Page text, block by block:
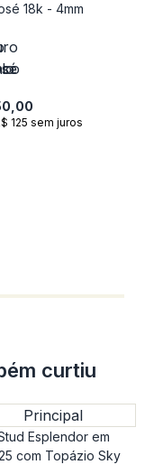
18k - 4mm
125 sem juros
curtiu
Esplendor em
com Topázio Sky